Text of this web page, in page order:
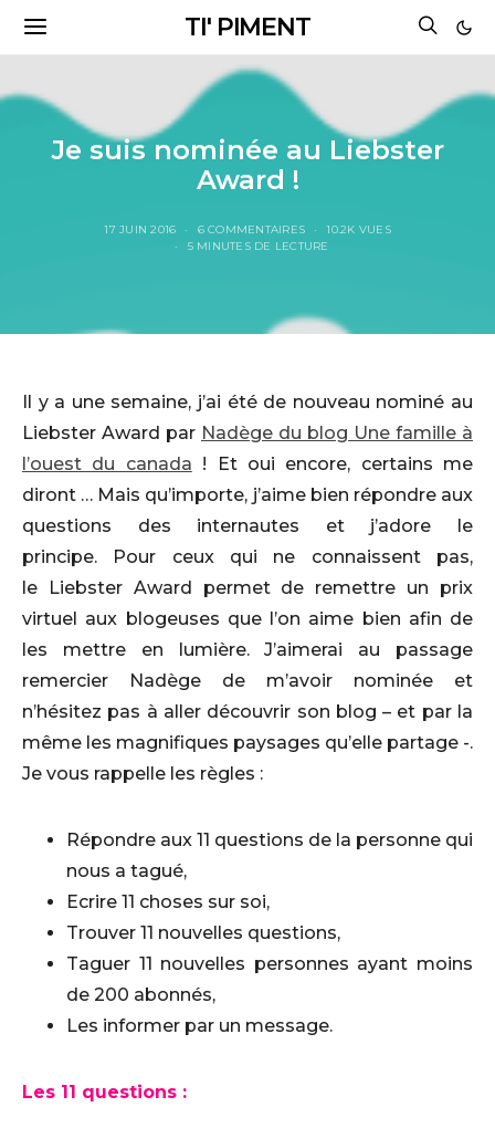
TI' PIMENT
Je suis nominée au Liebster
Award !
17 JUIN 2016 6 COMMENTAIRES
10.2K VUES
5 MINUTES DE LECTURE
Il y a une semaine, j’ai été de nouveau nominé au
Liebster Award par Nadège du blog Une famille à
l’ouest du canada ! Et oui encore, certains me
diront … Mais qu’importe, j’aime bien répondre aux
questions des internautes et j’adore le
principe. Pour ceux qui ne connaissent pas,
le Liebster Award permet de remettre un prix
virtuel aux blogeuses que l’on aime bien afin de
les mettre en lumière. J’aimerai au passage
remercier Nadège de m’avoir nominée et
n’hésitez pas à aller découvrir son blog – et par la
même les magnifiques paysages qu’elle partage -.
Je vous rappelle les règles :
Répondre aux 11 questions de la personne qui
nous a tagué,
Ecrire 11 choses sur soi,
Trouver 11 nouvelles questions,
Taguer 11 nouvelles personnes ayant moins
de 200 abonnés,
Les informer par un message.
Les 11 questions :